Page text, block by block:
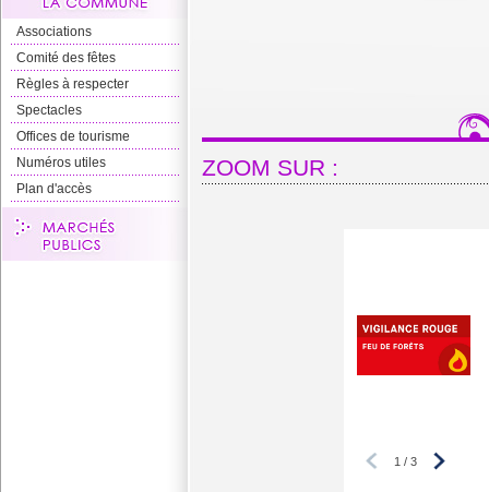
Associations
Comité des fêtes
Règles à respecter
Spectacles
Offices de tourisme
Numéros utiles
Plan d'accès
ZOOM SUR :
1 / 3